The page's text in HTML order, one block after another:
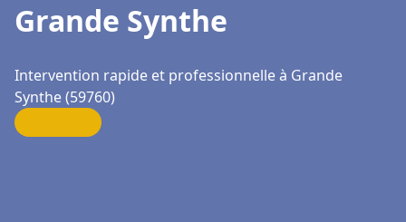
Grande Synthe
Intervention rapide et professionnelle à Grande
Synthe (59760)